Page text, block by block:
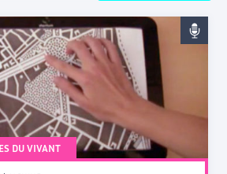
DU VIVANT